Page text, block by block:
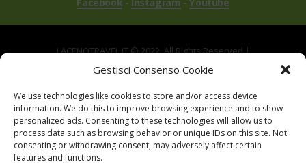
Gestisci Consenso Cookie
We use technologies like cookies to store and/or access device
information. We do this to improve browsing experience and to show
personalized ads. Consenting to these technologies will allow us to
process data such as browsing behavior or unique IDs on this site. Not
consenting or withdrawing consent, may adversely affect certain
features and functions.
LACENOTRAVEL.IT © 2022. All Rights Reserved |
via Alle Mandrie, 83043 Bagnoli Irpino AV | P.IVA
Powered byTreeWeb|Privacy| Cookie |
Contatti |Mappa del Sito